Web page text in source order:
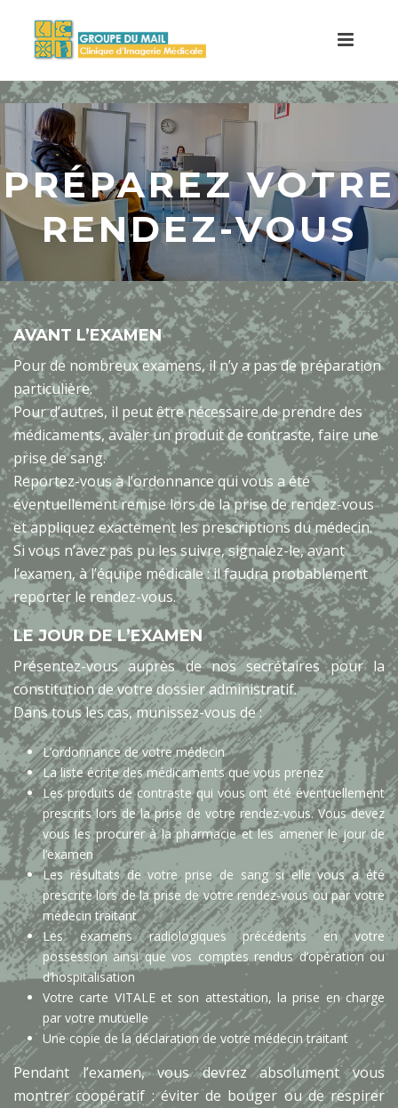
PRÉPAREZ VOTRE
RENDEZ-VOUS
AVANT L’EXAMEN
Pour de nombreux examens, il n’y a pas de préparation
particulière.
Pour d’autres, il peut être nécessaire de prendre des
médicaments, avaler un produit de contraste, faire une
prise de sang.
Reportez-vous à l’ordonnance qui vous a été
éventuellement remise lors de la prise de rendez-vous
et appliquez exactement les prescriptions du médecin.
Si vous n’avez pas pu les suivre, signalez-le, avant
l’examen, à l’équipe médicale : il faudra probablement
reporter le rendez-vous.
LE JOUR DE L’EXAMEN
Présentez-vous auprès de nos secrétaires pour la
constitution de votre dossier administratif.
Dans tous les cas, munissez-vous de :
L’ordonnance de votre médecin
La liste écrite des médicaments que vous prenez
Les produits de contraste qui vous ont été éventuellement
prescrits lors de la prise de votre rendez-vous. Vous devez
vous les procurer à la pharmacie et les amener le jour de
l’examen
Les résultats de votre prise de sang si elle vous a été
prescrite lors de la prise de votre rendez-vous ou par votre
médecin traitant
Les examens radiologiques précédents en votre
possession ainsi que vos comptes rendus d’opération ou
d’hospitalisation
Votre carte VITALE et son attestation, la prise en charge
par votre mutuelle
Une copie de la déclaration de votre médecin traitant
Pendant l’examen, vous devrez absolument vous
montrer coopératif : éviter de bouger ou de respirer